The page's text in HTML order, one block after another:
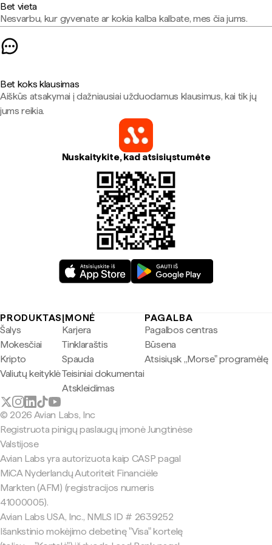
Bet vieta
Nesvarbu, kur gyvenate ar kokia kalba kalbate, mes čia jums.
Bet koks klausimas
Aiškūs atsakymai į dažniausiai užduodamus klausimus, kai tik jų
jums reikia.
Nuskaitykite, kad atsisiųstumėte
PRODUKTAS
Šalys
Mokesčiai
Kripto
Valiutų keityklė
ĮMONĖ
Karjera
Tinklaraštis
Spauda
Teisiniai dokumentai
Atskleidimas
PAGALBA
Pagalbos centras
Būsena
Atsisiųsk „Morse" programėlę
© 2026 Avian Labs, Inc
Registruota pinigų paslaugų įmonė Jungtinėse
Valstijose
Avian Labs yra autorizuota kaip CASP pagal
MiCA Nyderlandų Autoriteit Financiële
Markten (AFM) (registracijos numeris
41000005).
Avian Labs USA, Inc., NMLS ID # 2639252
Išankstinio mokėjimo debetinę "Visa" kortelę